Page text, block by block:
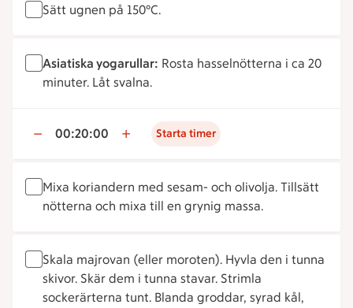
Sätt ugnen på 150°C.
Asiatiska yogarullar: Rosta hasselnötterna i ca 20
minuter. Låt svalna.
00:20:00 Starta timer
Mixa koriandern med sesam- och olivolja. Tillsätt
nötterna och mixa till en grynig massa.
Skala majrovan (eller moroten). Hyvla den i tunna
skivor. Skär dem i tunna stavar. Strimla
sockerärterna tunt. Blanda groddar, syrad kål,